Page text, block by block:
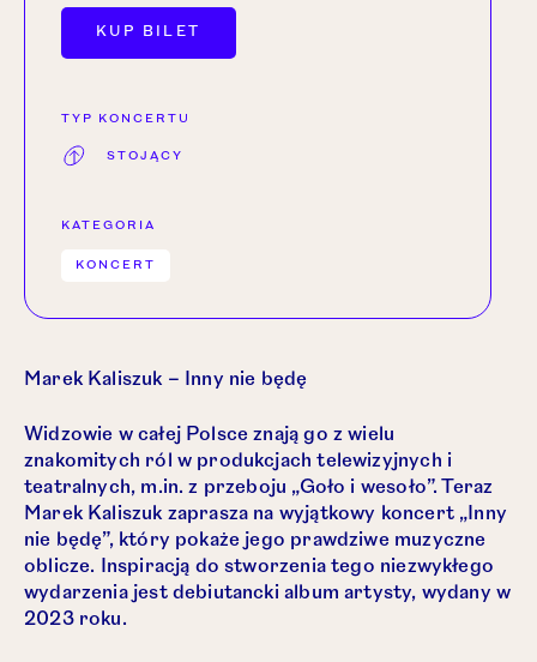
KUP BILET
TYP KONCERTU
STOJĄCY
KATEGORIA
KONCERT
Marek Kaliszuk – Inny nie będę
Widzowie w całej Polsce znają go z wielu
znakomitych ról w produkcjach telewizyjnych i
teatralnych, m.in. z przeboju „Goło i wesoło”. Teraz
Marek Kaliszuk zaprasza na wyjątkowy koncert „Inny
nie będę”, który pokaże jego prawdziwe muzyczne
oblicze. Inspiracją do stworzenia tego niezwykłego
wydarzenia jest debiutancki album artysty, wydany w
2023 roku.